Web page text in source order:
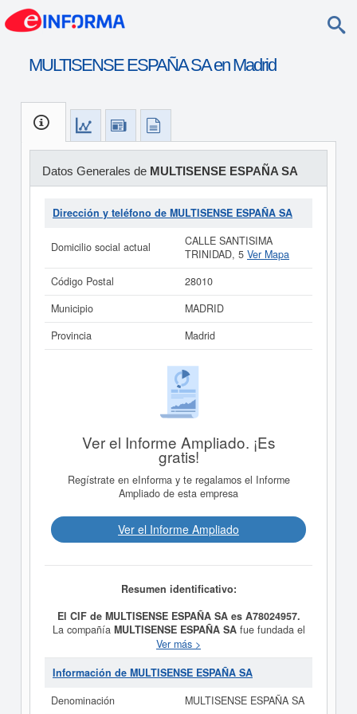
MULTISENSE ESPAÑA SA en Madrid
Datos Generales de MULTISENSE ESPAÑA SA
Dirección y teléfono de MULTISENSE ESPAÑA SA
Domicilio social actual
CALLE SANTISIMA
TRINIDAD, 5 Ver Mapa
Código Postal
28010
Municipio
MADRID
Provincia
Madrid
Ver el Informe Ampliado. ¡Es
gratis!
Regístrate en eInforma y te regalamos el Informe
Ampliado de esta empresa
Ver el Informe Ampliado
Resumen identificativo:
El CIF de MULTISENSE ESPAÑA SA es A78024957.
La compañía MULTISENSE ESPAÑA SAfue fundada el
día 29/03/1985 teniendo como meta social LA
COMPRAVENTA DE ORDENADORES Y EQUIPOS
ACCESORIOS INFORMATICOSL LA REALIZACION DE
AJENOS, ASI COMO DE SUS ADAPTACIONES, LA
Ver más >
Información de MULTISENSE ESPAÑA SA
Denominación
MULTISENSE ESPAÑA SA